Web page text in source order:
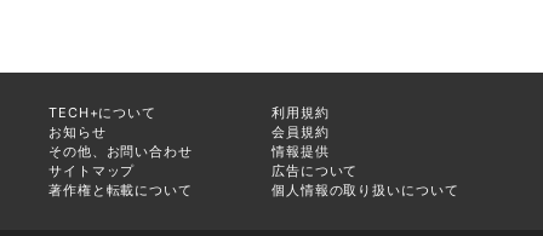
TECH+について
利用規約
お知らせ
会員規約
その他、お問い合わせ
情報提供
サイトマップ
広告について
著作権と転載について
個人情報の取り扱いについて